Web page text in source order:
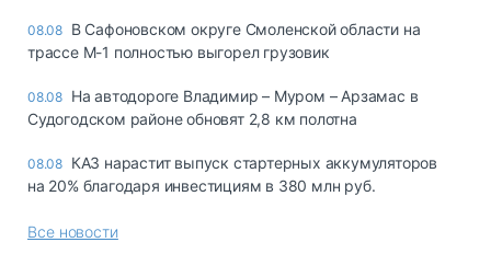
08.08 В Сафоновском округе Смоленской области на
трассе М-1 полностью выгорел грузовик
08.08 На автодороге Владимир – Муром – Арзамас в
Судогодском районе обновят 2,8 км полотна
08.08 КАЗ нарастит выпуск стартерных аккумуляторов
на 20% благодаря инвестициям в 380 млн руб.
Все новости